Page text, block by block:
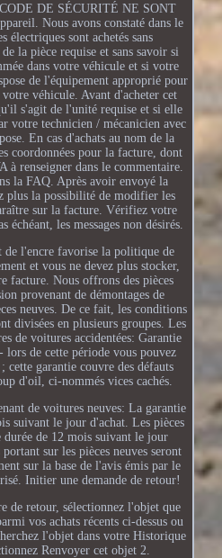
DE SÉCURITÉ NE SONT
Nous avons constaté dans le
électriques sont achetés sans
la pièce requise et sans savoir si
dans votre véhicule et si votre
de l'équipement approprié pour
véhicule. Avant d'acheter cet
s'agit de l'unité requise et si elle
votre technicien / mécanicien avec
En cas d'achats au nom de la
coordonnées pour la facture, dont
renseigner dans le commentaire.
la FAQ. Après avoir envoyé la
plus la possibilité de modifier les
sur la facture. Vérifiez votre
échéant, les messages non désirés.
de l'encre favorise la politique de
et vous ne devez plus stocker,
facture. Nous offrons des pièces
provenant de démontages de
neuves. De ce fait, les conditions
divisées en plusieurs groupes. Les
de voitures accidentées: Garantie
lors de cette période vous pouvez
cette garantie couvre des défauts
d'oil, ci-nommés vices cachés.
de voitures neuves: La garantie
suivant le jour d'achat. Les pièces
durée de 12 mois suivant le jour
sur les pièces neuves seront
sur la base de l'avis émis par le
Initier une demande de retour!
de retour, sélectionnez l'objet que
vos achats récents ci-dessus ou
l'objet dans votre Historique
Renvoyer cet objet 2.